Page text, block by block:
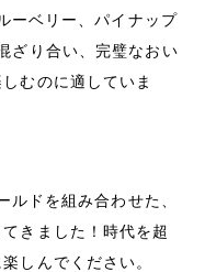
ーベリー、パイナップ
ざり合い、完璧なおい
むのに適していま
ドを組み合わせた、
きました！時代を超
しんでください。